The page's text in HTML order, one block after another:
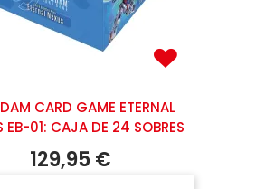
CARD GAME ETERNAL
EB-01: CAJA DE 24 SOBRES
129,95 €